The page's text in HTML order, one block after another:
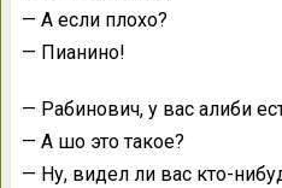
— А если плохо?
— Пианино!
— Рабинович, у вас алиби
— А шо это такое?
— Ну, видел ли вас кто-